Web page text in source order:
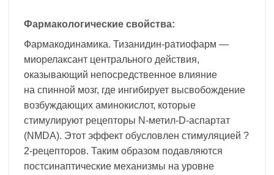
Фармакологические свойства:
Фармакодинамика. Тизанидин-ратиофарм —
миорелаксант центрального действия,
оказывающий непосредственное влияние
на спинной мозг, где ингибирует высвобождение
возбуждающих аминокислот, которые
стимулируют рецепторы N-метил-D-аспартат
(NMDA). Этот эффект обусловлен стимуляцией ?
2-рецепторов. Таким образом подавляются
постсинаптические механизмы на уровне